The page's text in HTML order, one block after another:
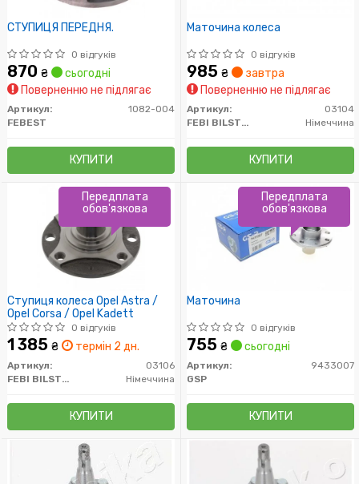
СТУПИЦЯ ПЕРЕДНЯ.
0 відгуків
870 ₴
сьогодні
Поверненню не підлягає
Артикул:
1082-004
FEBEST
КУПИТИ
Маточина колеса
0 відгуків
985 ₴
завтра
Поверненню не підлягає
Артикул:
03104
FEBI BILSTEIN
Німеччина
КУПИТИ
Ступиця колеса Opel Astra /
Opel Corsa / Opel Kadett
0 відгуків
1 385 ₴ термін 2 дн.
Артикул:
03106
FEBI BILSTEIN
Німеччина
КУПИТИ
Передплата
обов'язкова
Маточина
0 відгуків
755 ₴ сьогодні
Артикул:
9433007
GSP
КУПИТИ
Передплата
обов'язкова